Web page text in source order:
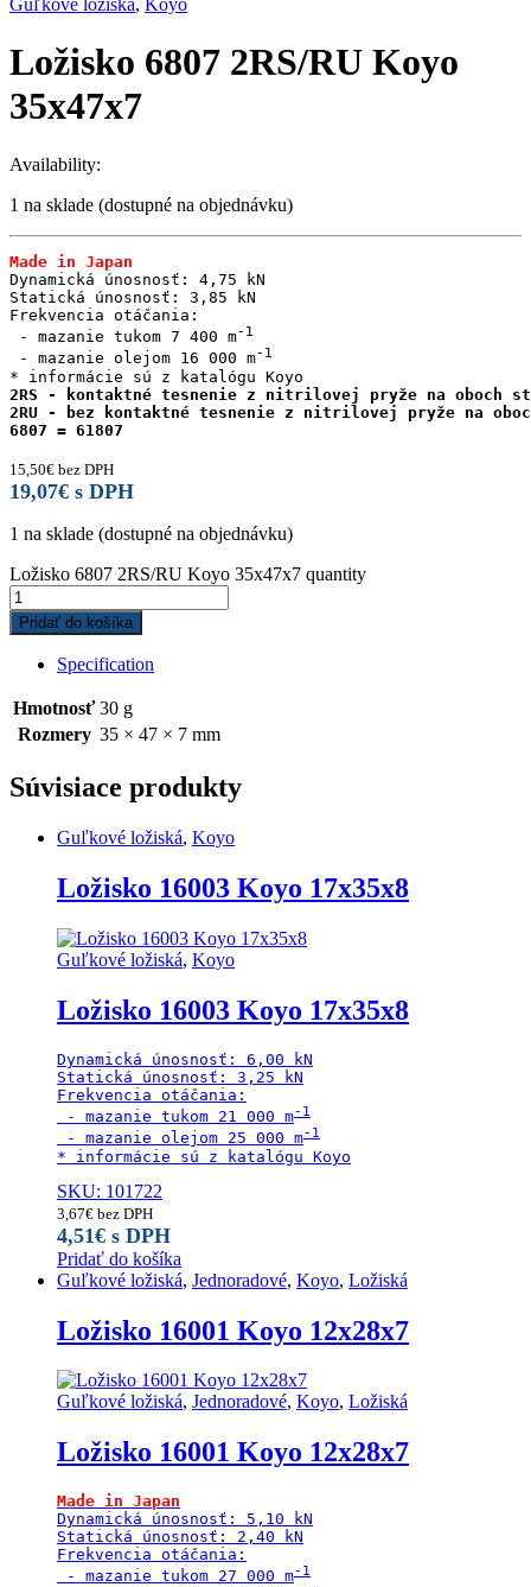
Guľkové ložiská, Koyo
Ložisko 6807 2RS/RU Koyo
35x47x7
Availability:
1 na sklade (dostupné na objednávku)
Made in Japan
Dynamická únosnosť: 4,75 kN
Statická únosnosť: 3,85 kN
Frekvencia otáčania:
- mazanie tukom 7 400 m
- mazanie olejom 16 000 m
2RS - kontaktné tesnenie z nitrilovej pryže na oboch
2RU - bez kontaktné tesnenie z nitrilovej pryže na
6807 = 61807
15,50€ bez DPH
19,07€ s DPH
1 na sklade (dostupné na objednávku)
Ložisko 6807 2RS/RU Koyo 35x47x7 quantity
Pridať do košíka
Specification
Hmotnosť 30 g
Rozmery 35 × 47 × 7 mm
Súvisiace produkty
Guľkové ložiská, Koyo
Ložisko 16003 Koyo 17x35x8
Guľkové ložiská, Koyo
Ložisko 16003 Koyo 17x35x8
Dynamická únosnosť: 6,00 kN
Statická únosnosť: 3,25 kN
Frekvencia otáčania:
- mazanie tukom 21 000 m
- mazanie olejom 25 000 m
* informácie sú z katalógu Koyo
SKU: 101722
3,67€ bez DPH
4,51€ s DPH
Pridať do košíka
Guľkové ložiská, Jednoradové, Koyo, Ložiská
Ložisko 16001 Koyo 12x28x7
Guľkové ložiská, Jednoradové, Koyo, Ložiská
Ložisko 16001 Koyo 12x28x7
Dynamická únosnosť: 5,10 kN
Statická únosnosť: 2,40 kN
Frekvencia otáčania:
- mazanie tukom 27 000 m